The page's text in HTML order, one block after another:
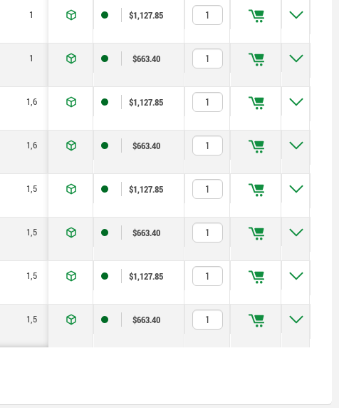
1 1,5
$1,127.85
1 1,5
$663.40
1,6 2,4
$1,127.85
1,6 2,4
$663.40
1,5 2,2
$1,127.85
1,5 2,2
$663.40
1,5 2,2
$1,127.85
1,5 2,2
$663.40